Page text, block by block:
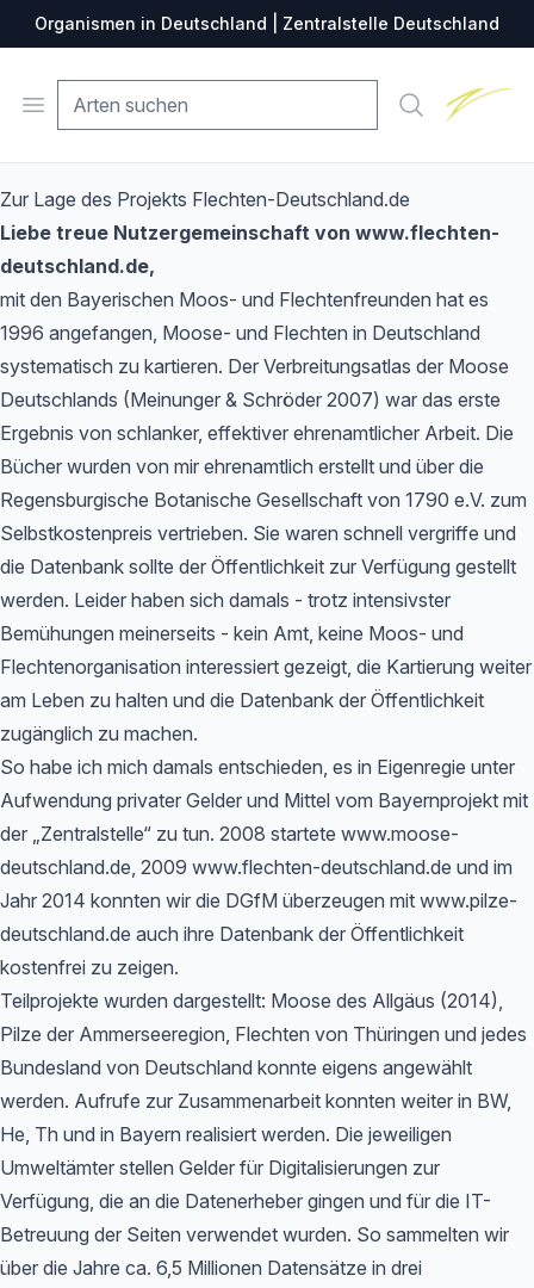
Organismen in Deutschland | Zentralstelle Deutschland
Open menu Suche
Zur Lage des Projekts Flechten-Deutschland.de
Liebe treue Nutzergemeinschaft von www.flechten-
deutschland.de,
mit den Bayerischen Moos- und Flechtenfreunden hat es
1996 angefangen, Moose- und Flechten in Deutschland
systematisch zu kartieren. Der Verbreitungsatlas der Moose
Deutschlands (Meinunger & Schröder 2007) war das erste
Ergebnis von schlanker, effektiver ehrenamtlicher Arbeit. Die
Bücher wurden von mir ehrenamtlich erstellt und über die
Regensburgische Botanische Gesellschaft von 1790 e.V. zum
Selbstkostenpreis vertrieben. Sie waren schnell vergriffe und
die Datenbank sollte der Öffentlichkeit zur Verfügung gestellt
werden. Leider haben sich damals - trotz intensivster
Bemühungen meinerseits - kein Amt, keine Moos- und
Flechtenorganisation interessiert gezeigt, die Kartierung weiter
am Leben zu halten und die Datenbank der Öffentlichkeit
zugänglich zu machen.
So habe ich mich damals entschieden, es in Eigenregie unter
Aufwendung privater Gelder und Mittel vom Bayernprojekt mit
der „Zentralstelle“ zu tun. 2008 startete www.moose-
deutschland.de, 2009 www.flechten-deutschland.de und im
Jahr 2014 konnten wir die DGfM überzeugen mit www.pilze-
deutschland.de auch ihre Datenbank der Öffentlichkeit
kostenfrei zu zeigen.
Teilprojekte wurden dargestellt: Moose des Allgäus (2014),
Pilze der Ammerseeregion, Flechten von Thüringen und jedes
Bundesland von Deutschland konnte eigens angewählt
werden. Aufrufe zur Zusammenarbeit konnten weiter in BW,
He, Th und in Bayern realisiert werden. Die jeweiligen
Umweltämter stellen Gelder für Digitalisierungen zur
Verfügung, die an die Datenerheber gingen und für die IT-
Betreuung der Seiten verwendet wurden. So sammelten wir
über die Jahre ca. 6,5 Millionen Datensätze in drei